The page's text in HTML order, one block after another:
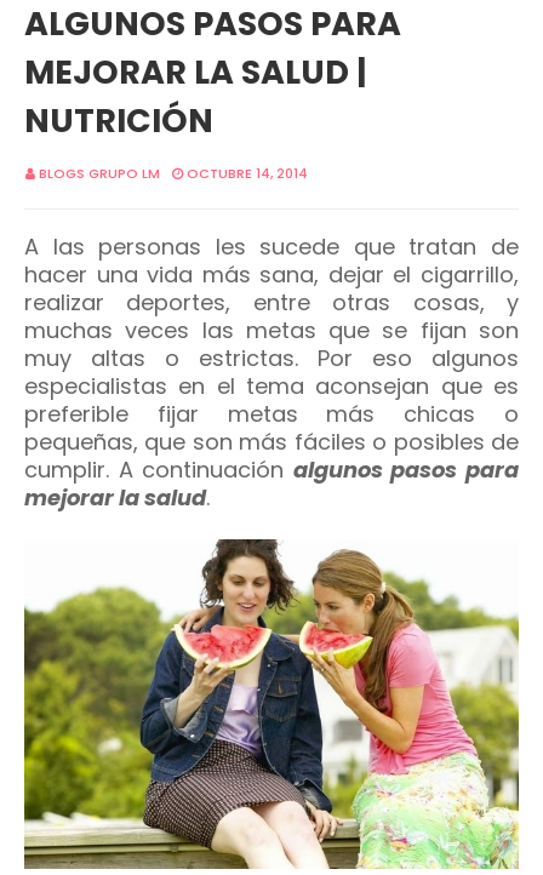
ALGUNOS PASOS PARA
MEJORAR LA SALUD |
NUTRICIÓN
BLOGS GRUPO LM OCTUBRE 14, 2014
A las personas les sucede que tratan de
hacer una vida más sana, dejar el cigarrillo,
realizar deportes, entre otras cosas, y
muchas veces las metas que se fijan son
muy altas o estrictas. Por eso algunos
especialistas en el tema aconsejan que es
preferible fijar metas más chicas o
pequeñas, que son más fáciles o posibles de
cumplir. A continuación algunos pasos para
mejorar la salud.